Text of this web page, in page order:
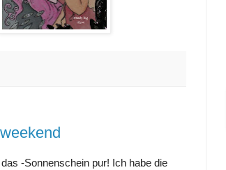
-Sonnenschein pur! Ich habe die